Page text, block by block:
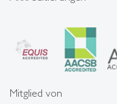
Mitglied von